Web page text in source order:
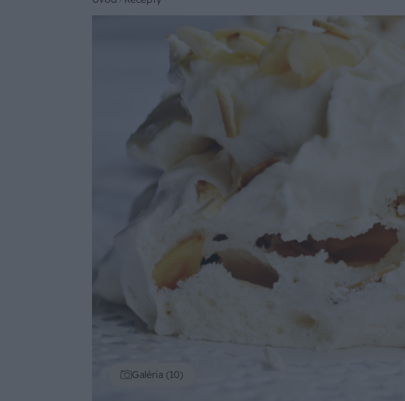
Galéria (10)